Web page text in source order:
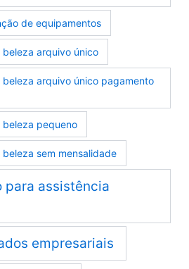
de equipamentos
arquivo único
arquivo único pagamento
beleza pequeno
sem mensalidade
para assistência
empresariais